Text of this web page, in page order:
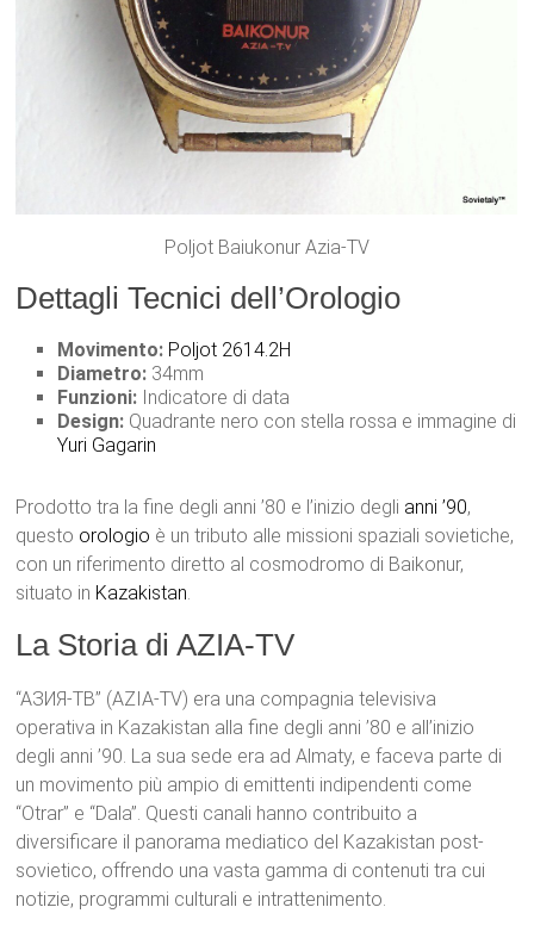
Poljot Baiukonur Azia-TV
Dettagli Tecnici dell’Orologio
Movimento: Poljot 2614.2H
Diametro: 34mm
Funzioni: Indicatore di data
Design: Quadrante nero con stella rossa e immagine di
Yuri Gagarin
Prodotto tra la fine degli anni ’80 e l’inizio degli anni ’90,
questo orologio è un tributo alle missioni spaziali sovietiche,
con un riferimento diretto al cosmodromo di Baikonur,
situato in Kazakistan.
La Storia di AZIA-TV
“АЗИЯ-ТВ” (AZIA-TV) era una compagnia televisiva
operativa in Kazakistan alla fine degli anni ’80 e all’inizio
degli anni ’90. La sua sede era ad Almaty, e faceva parte di
un movimento più ampio di emittenti indipendenti come
“Otrar” e “Dala”. Questi canali hanno contribuito a
diversificare il panorama mediatico del Kazakistan post-
sovietico, offrendo una vasta gamma di contenuti tra cui
notizie, programmi culturali e intrattenimento.